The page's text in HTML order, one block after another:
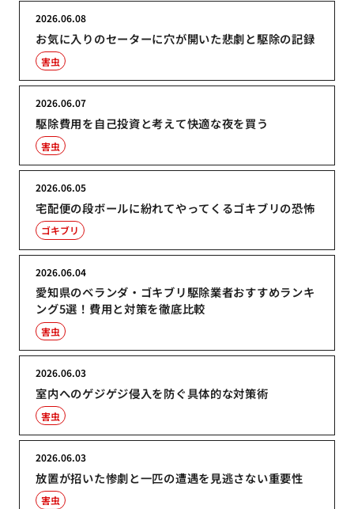
お気に入りのセーターに穴が開いた悲劇と駆除の記録
2026.06.08
害虫
駆除費用を自己投資と考えて快適な夜を買う
2026.06.07
害虫
宅配便の段ボールに紛れてやってくるゴキブリの恐怖
2026.06.05
ゴキブリ
愛知県のベランダ・ゴキブリ駆除業者おすすめランキ
ング5選！費用と対策を徹底比較
2026.06.04
害虫
室内へのゲジゲジ侵入を防ぐ具体的な対策術
2026.06.03
害虫
放置が招いた惨劇と一匹の遭遇を見逃さない重要性
2026.06.03
害虫